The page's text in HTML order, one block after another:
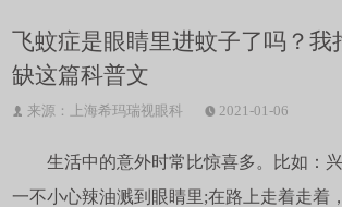
飞蚊症是眼睛里进蚊子了吗？我
缺这篇科普文
来源：上海希玛瑞视眼科 2021-01-06
生活中的意外时常比惊喜多。比如：兴
一不小心辣油溅到眼睛里;在路上走着走着